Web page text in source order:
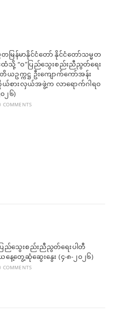
မြန်မာနိုင်ငံတော် နိုင်ငံတော်သမ္မတ
ထံသို့ “ဝ”ပြည်သွေးစည်းညီညွတ်ရေး
တိယဥက္ကဋ္ဌ ဦးကျောက်ကော်အန်း
စားလှယ်အဖွဲ့က လာရောက်ဂါရဝ
၂၆)
COMMENTS
ပြည်သွေးစည်းညီညွတ်ရေးပါတီ
နေ့တွေ့ဆုံဆွေးနွေး (၄-၈-၂၀၂၆)
COMMENTS